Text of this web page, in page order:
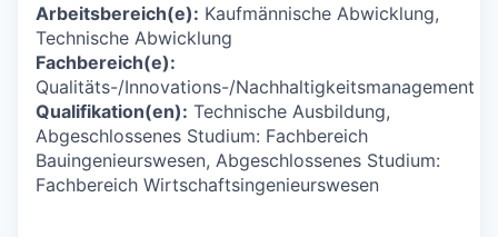
Arbeitsbereich(e): Kaufmännische Abwicklung,
Technische Abwicklung
Fachbereich(e):
Qualitäts-/Innovations-/Nachhaltigkeitsmanagement
Qualifikation(en): Technische Ausbildung,
Abgeschlossenes Studium: Fachbereich
Bauingenieurswesen, Abgeschlossenes Studium:
Fachbereich Wirtschaftsingenieurswesen